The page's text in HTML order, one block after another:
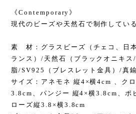
《Contemporary》
現代のビーズや天然石で制作してい
素 材：グラスビーズ（チェコ、日
ランス）/天然石（ブラックオニキ
脂/SV925（ブレスレット金具）/真
サイズ：アネモネ 縦4×横4cm 、ク
3.8cm、パンジー 縦4×横3.8cm、ポ
ローズ縦3.8×横3.8cm